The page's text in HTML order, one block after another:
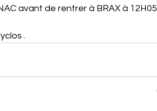
avant de rentrer à BRAX à 12H05
.